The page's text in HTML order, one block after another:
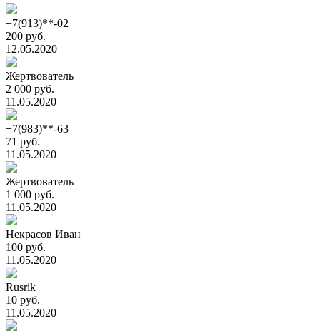
+7(913)**-02
200 руб.
12.05.2020
Жертвователь
2 000 руб.
11.05.2020
+7(983)**-63
71 руб.
11.05.2020
Жертвователь
1 000 руб.
11.05.2020
Некрасов Иван
100 руб.
11.05.2020
Rusrik
10 руб.
11.05.2020